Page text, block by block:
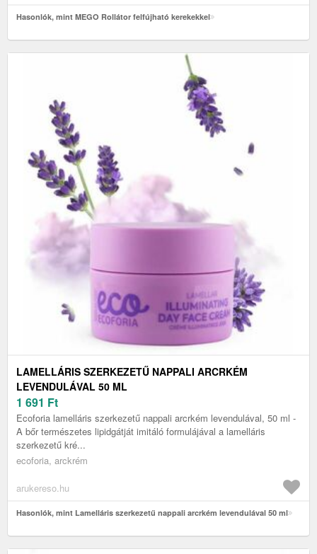
Hasonlók, mint MEGO Rollátor felfújható kerekekkel
LAMELLÁRIS SZERKEZETŰ NAPPALI ARCRKÉM
LEVENDULÁVAL 50 ML
1 691 Ft
Ecoforia lamelláris szerkezetű nappali arcrkém levendulával, 50 ml -
A bőr természetes lipidgátját imitáló formulájával a lamelláris
szerkezetű kré...
ecoforia, arckrém
arukereso.hu
Hasonlók, mint Lamelláris szerkezetű nappali arcrkém levendulával 50 ml